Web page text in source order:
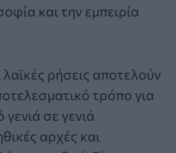
και την εμπειρία
λαϊκές ρήσεις αποτελούν
τρόπο για
σε γενιά
αρχές και